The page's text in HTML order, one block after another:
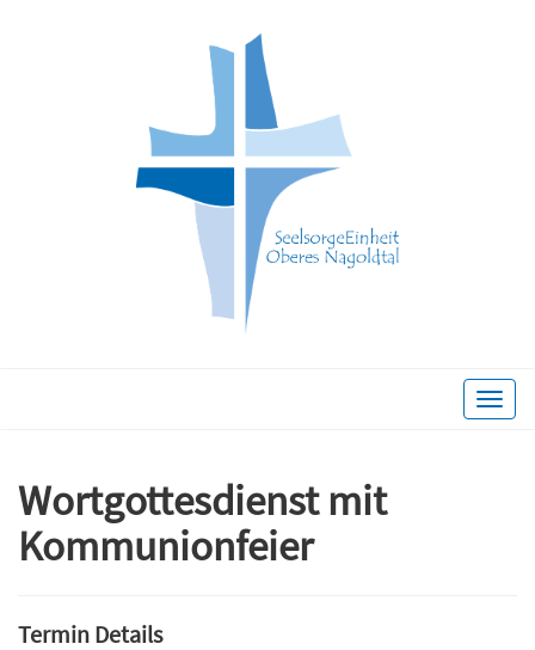
Toggle
Wortgottesdienst mit
Kommunionfeier
Termin Details